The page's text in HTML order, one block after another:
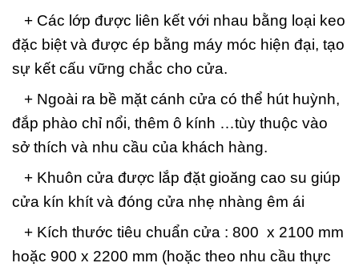
+ Các lớp được liên kết với nhau bằng loại keo
đặc biệt và được ép bằng máy móc hiện đại, tạo
sự kết cấu vững chắc cho cửa.
+ Ngoài ra bề mặt cánh cửa có thể hút huỳnh,
đắp phào chỉ nổi, thêm ô kính …tùy thuộc vào
sở thích và nhu cầu của khách hàng.
+ Khuôn cửa được lắp đặt gioăng cao su giúp
cửa kín khít và đóng cửa nhẹ nhàng êm ái
+ Kích thước tiêu chuẩn cửa : 800 x 2100 mm
hoặc 900 x 2200 mm (hoặc theo nhu cầu thực